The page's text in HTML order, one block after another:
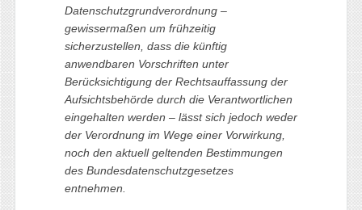
Datenschutzgrundverordnung –
gewissermaßen um frühzeitig
sicherzustellen, dass die künftig
anwendbaren Vorschriften unter
Berücksichtigung der Rechtsauffassung der
Aufsichtsbehörde durch die Verantwortlichen
eingehalten werden – lässt sich jedoch weder
der Verordnung im Wege einer Vorwirkung,
noch den aktuell geltenden Bestimmungen
des Bundesdatenschutzgesetzes
entnehmen.